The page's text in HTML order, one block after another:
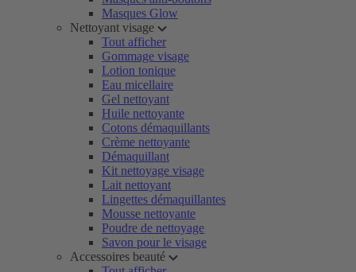
Masques Glow
Nettoyant visage
Tout afficher
Gommage visage
Lotion tonique
Eau micellaire
Gel nettoyant
Huile nettoyante
Cotons démaquillants
Crème nettoyante
Démaquillant
Kit nettoyage visage
Lait nettoyant
Lingettes démaquillantes
Mousse nettoyante
Poudre de nettoyage
Savon pour le visage
Accessoires beauté